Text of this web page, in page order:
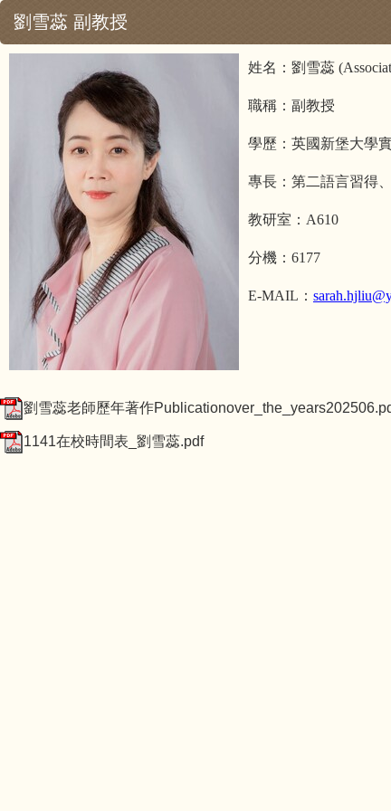
劉雪蕊 副教授
姓名：劉雪蕊
職稱：副教授
學歷：英國新堡大學
專長：第二語言習得
教研室：A610
分機：6177
E-MAIL ：
劉雪蕊老師歷年著作
1141在校時間表_劉雪蕊.pdf